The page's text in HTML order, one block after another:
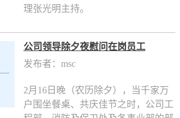
理张光明主持。
公司领导除夕夜慰问在岗员工
发布者：msc
2月16日晚（农历除夕），当千家万
户围坐餐桌、共庆佳节之时，公司工